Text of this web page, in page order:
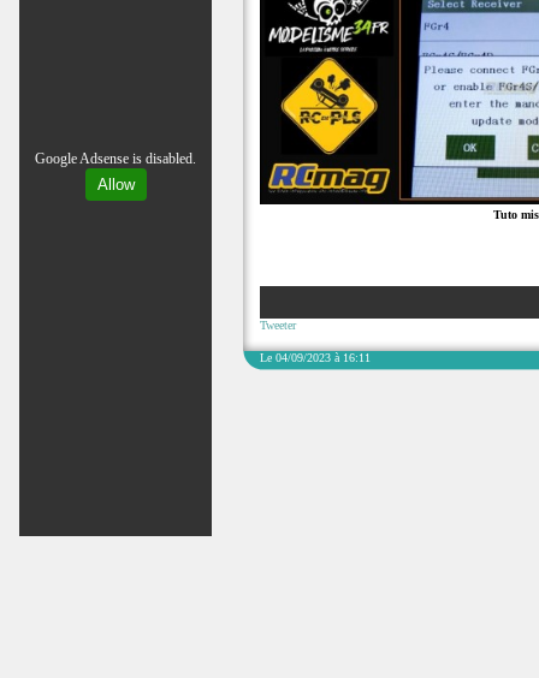
Google Adsense is disabled.
Allow
Tuto
Tweeter
Le 04/09/2023 à 16:11